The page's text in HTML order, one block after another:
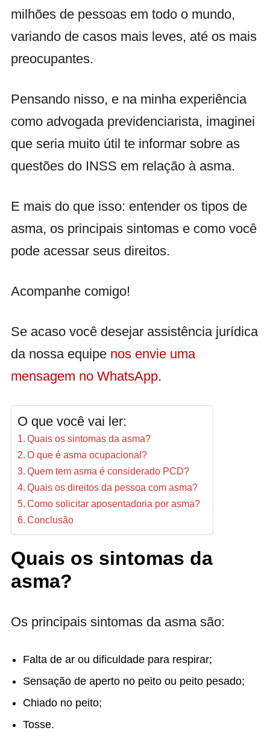
milhões de pessoas em todo o mundo,
variando de casos mais leves, até os mais
preocupantes.
Pensando nisso, e na minha experiência
como advogada previdenciarista, imaginei
que seria muito útil te informar sobre as
questões do INSS em relação à asma.
E mais do que isso: entender os tipos de
asma, os principais sintomas e como você
pode acessar seus direitos.
Acompanhe comigo!
Se acaso você desejar assistência jurídica
da nossa equipe nos envie uma
mensagem no WhatsApp.
O que você vai ler:
Quais os sintomas da asma?
O que é asma ocupacional?
Quem tem asma é considerado PCD?
Quais os direitos da pessoa com asma?
Como solicitar aposentadoria por asma?
Conclusão
Quais os sintomas da
asma?
Os principais sintomas da asma são:
Falta de ar ou dificuldade para respirar;
Sensação de aperto no peito ou peito pesado;
Chiado no peito;
Tosse.